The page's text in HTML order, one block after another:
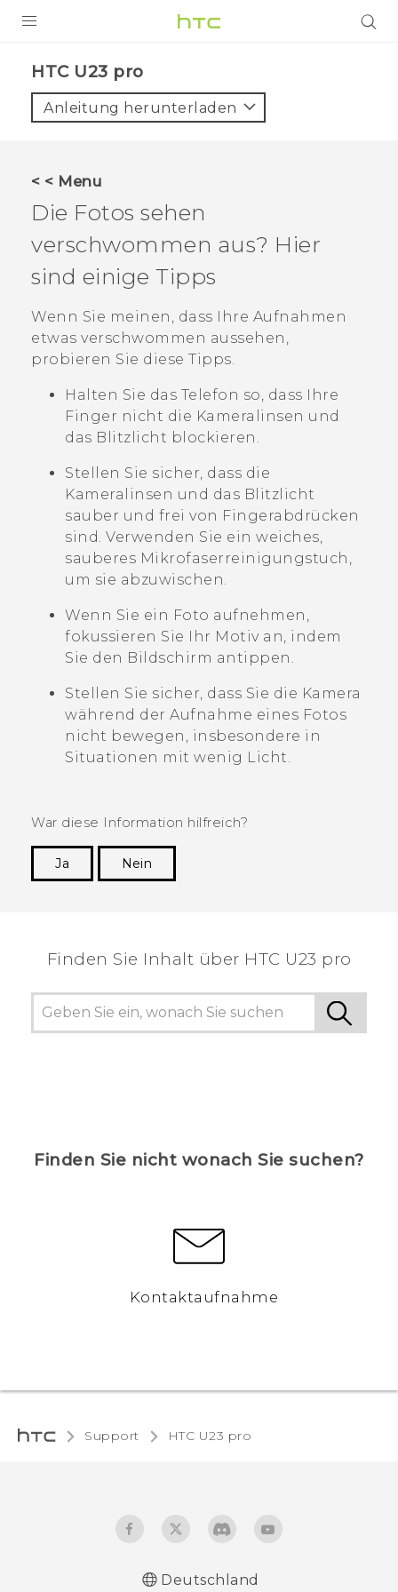
VIVE
VIVERSE
UNTERSTÜTZUNG
HTC-Geräte und Zubehör
Anmelden
HTC U23 pro‎
Anleitung herunterladen
< < Menu
Die Fotos sehen
verschwommen aus? Hier
sind einige Tipps
Wenn Sie meinen, dass Ihre Aufnahmen
etwas verschwommen aussehen,
probieren Sie diese Tipps.
Halten Sie das Telefon so, dass Ihre
Finger nicht die Kameralinsen und
das Blitzlicht blockieren.
Stellen Sie sicher, dass die
Kameralinsen und das Blitzlicht
sauber und frei von Fingerabdrücken
sind. Verwenden Sie ein weiches,
sauberes Mikrofaserreinigungstuch,
um sie abzuwischen.
Wenn Sie ein Foto aufnehmen,
fokussieren Sie Ihr Motiv an, indem
Sie den Bildschirm antippen.
Stellen Sie sicher, dass Sie die Kamera
während der Aufnahme eines Fotos
nicht bewegen, insbesondere in
Situationen mit wenig Licht.
War diese Information hilfreich?
Ja
Nein
Finden Sie Inhalt über‎ HTC U23 pro
Finden Sie nicht wonach Sie suchen?
Kontaktaufnahme
Support HTC U23 pro‎
Deutschland